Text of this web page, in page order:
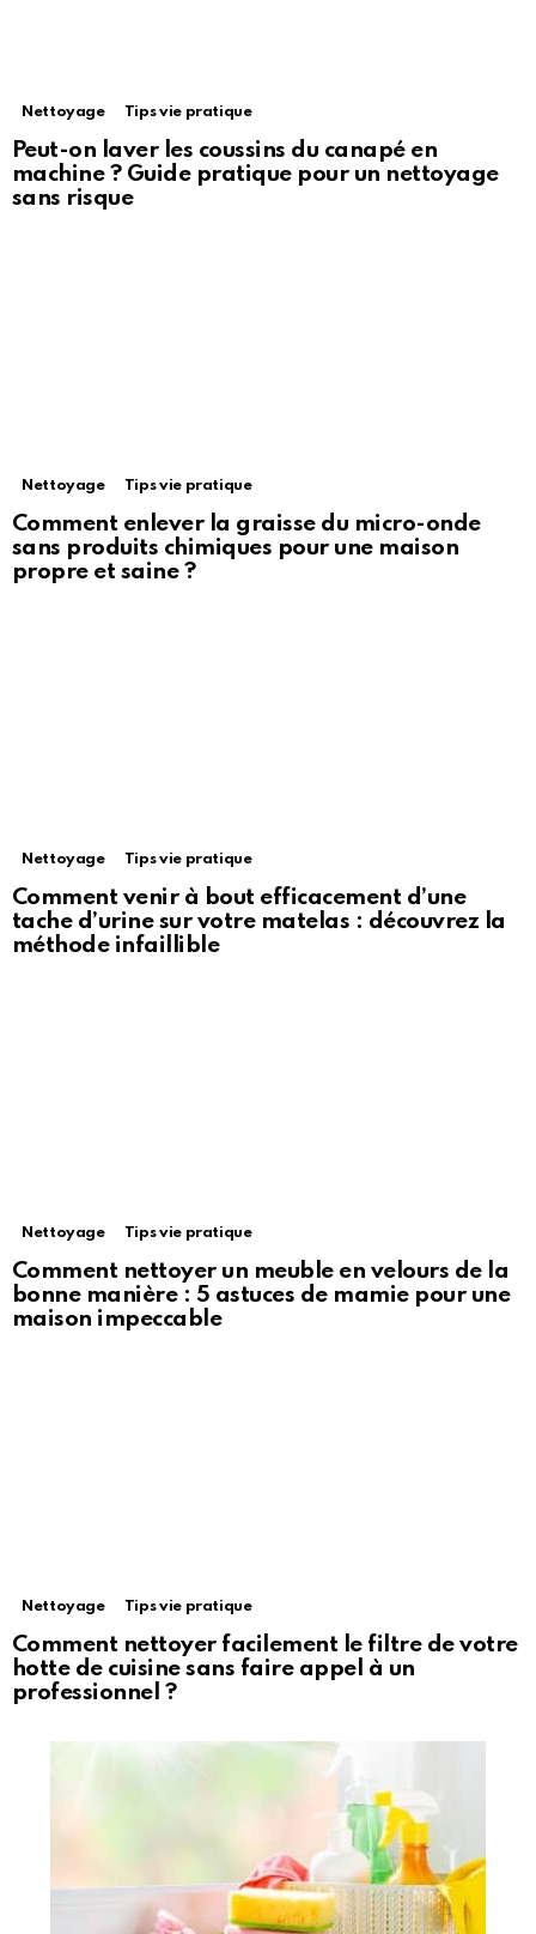
Nettoyage Tips vie pratique
Peut-on laver les coussins du canapé en
machine ? Guide pratique pour un nettoyage
sans risque
Nettoyage Tips vie pratique
Comment enlever la graisse du micro-onde
sans produits chimiques pour une maison
propre et saine ?
Nettoyage Tips vie pratique
Comment venir à bout efficacement d’une
tache d’urine sur votre matelas : découvrez la
méthode infaillible
Nettoyage Tips vie pratique
Comment nettoyer un meuble en velours de la
bonne manière : 5 astuces de mamie pour une
maison impeccable
Nettoyage Tips vie pratique
Comment nettoyer facilement le filtre de votre
hotte de cuisine sans faire appel à un
professionnel ?